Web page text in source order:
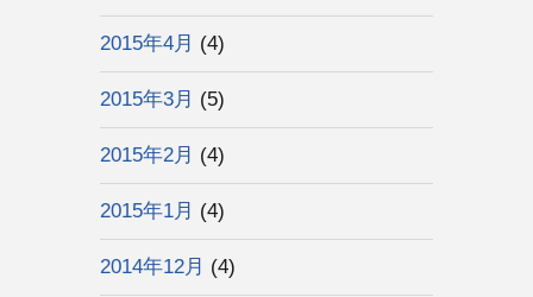
2015年4月 (4)
2015年3月 (5)
2015年2月 (4)
2015年1月 (4)
2014年12月 (4)